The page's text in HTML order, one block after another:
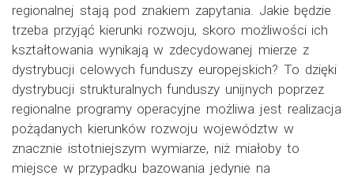
regionalnej stają pod znakiem zapytania. Jakie będzie
trzeba przyjąć kierunki rozwoju, skoro możliwości ich
kształtowania wynikają w zdecydowanej mierze z
dystrybucji celowych funduszy europejskich? To dzięki
dystrybucji strukturalnych funduszy unijnych poprzez
regionalne programy operacyjne możliwa jest realizacja
pożądanych kierunków rozwoju województw w
znacznie istotniejszym wymiarze, niż miałoby to
miejsce w przypadku bazowania jedynie na